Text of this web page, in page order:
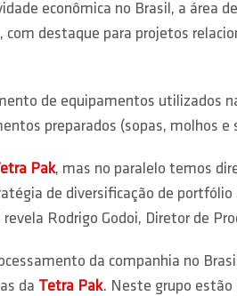
econômica no Brasil, a área
destaque para projetos
de equipamentos utilizados
preparados (sopas, molhos e
Pak, mas no paralelo temos
de diversificação de
Rodrigo Godoi, Diretor de
da companhia no
da Tetra Pak. Neste grupo estão